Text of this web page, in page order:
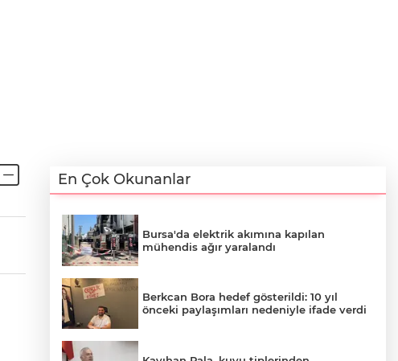
En Çok Okunanlar
Bursa'da elektrik akımına kapılan
mühendis ağır yaralandı
Berkcan Bora hedef gösterildi: 10 yıl
önceki paylaşımları nedeniyle ifade verdi